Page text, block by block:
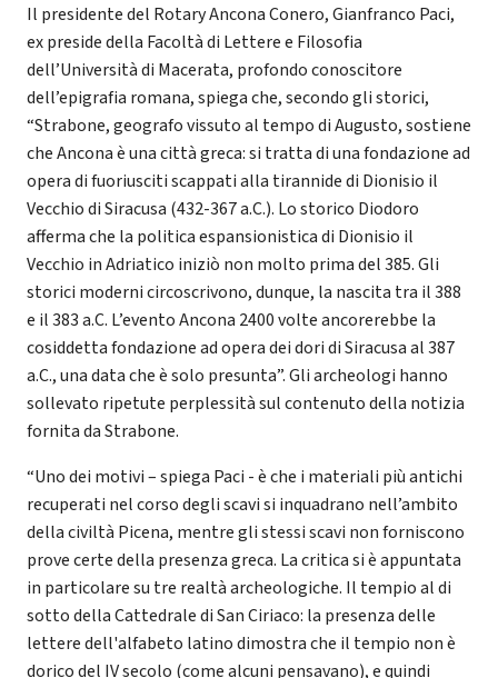
Il presidente del Rotary Ancona Conero, Gianfranco Paci,
ex preside della Facoltà di Lettere e Filosofia
dell’Università di Macerata, profondo conoscitore
dell’epigrafia romana, spiega che, secondo gli storici,
“Strabone, geografo vissuto al tempo di Augusto, sostiene
che Ancona è una città greca: si tratta di una fondazione ad
opera di fuoriusciti scappati alla tirannide di Dionisio il
Vecchio di Siracusa (432-367 a.C.). Lo storico Diodoro
afferma che la politica espansionistica di Dionisio il
Vecchio in Adriatico iniziò non molto prima del 385. Gli
storici moderni circoscrivono, dunque, la nascita tra il 388
e il 383 a.C. L’evento Ancona 2400 volte ancorerebbe la
cosiddetta fondazione ad opera dei dori di Siracusa al 387
a.C., una data che è solo presunta”. Gli archeologi hanno
sollevato ripetute perplessità sul contenuto della notizia
fornita da Strabone.
“Uno dei motivi – spiega Paci - è che i materiali più antichi
recuperati nel corso degli scavi si inquadrano nell’ambito
della civiltà Picena, mentre gli stessi scavi non forniscono
prove certe della presenza greca. La critica si è appuntata
in particolare su tre realtà archeologiche. Il tempio al di
sotto della Cattedrale di San Ciriaco: la presenza delle
lettere dell'alfabeto latino dimostra che il tempio non è
dorico del IV secolo (come alcuni pensavano), e quindi